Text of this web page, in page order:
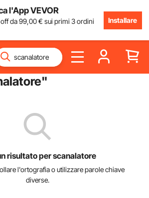
l'App VEVOR
off da99,00€ sui primi 3 ordini
Installare
"
risultato per scanalatore
l'ortografia o utilizzare parole chiave
diverse.